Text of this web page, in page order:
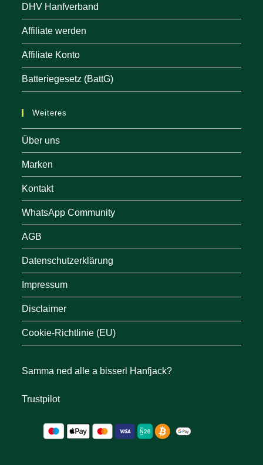
DHV Hanfverband
Affiliate werden
Affiliate Konto
Batteriegesetz (BattG)
Weiteres
Über uns
Marken
Kontakt
WhatsApp Community
AGB
Datenschutzerklärung
Impressum
Disclaimer
Cookie-Richtlinie (EU)
Samma ned alle a bisserl Hanfjack?
Trustpilot